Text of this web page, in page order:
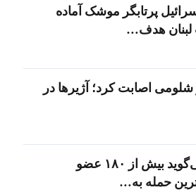
پرتابگر موشک آماده
لبنان هدف…
شلومی اصابت کرد؛ آژیرها در
ارتش اسرائیل می‌گوید بیش از ۱۸۰ عضو
حمله به…